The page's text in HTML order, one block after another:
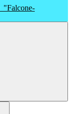
"Falcone-